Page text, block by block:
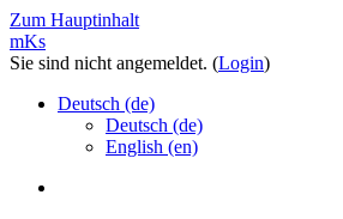
Zum Hauptinhalt
mKs
Sie sind nicht angemeldet. (Login)
Deutsch ‎(de)‎
Deutsch ‎(de)‎
English ‎(en)‎